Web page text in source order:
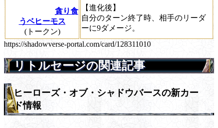
貪り食
うベヒーモス
(トークン)
【進化後】
自分のターン終了時、相手のリーダ
ーに9ダメージ。
https://shadowverse-portal.com/card/128311010
リトルセージの関連記事
ヒーローズ・オブ・シャドウバースの新カー
ド情報